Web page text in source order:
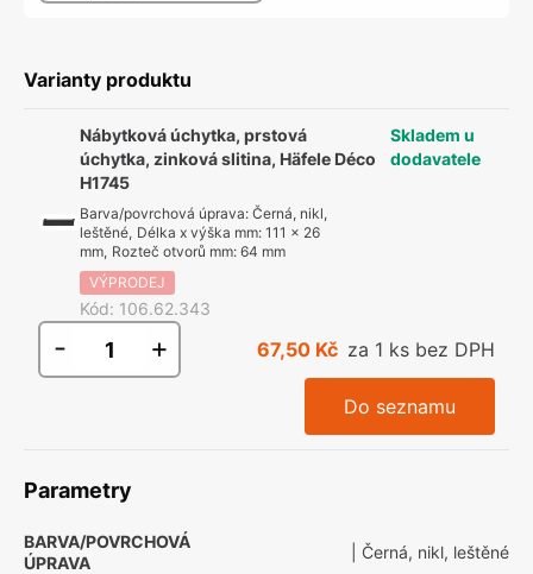
Varianty produktu
Nábytková úchytka, prstová
úchytka, zinková slitina, Häfele Déco
H1745
Barva/povrchová úprava:Černá, nikl,
leštěné, Délka x výška mm:111 x 26
mm, Rozteč otvorů mm:64 mm
VÝPRODEJ
Kód: 106.62.343
Skladem u
dodavatele
- + 67,50 Kč za 1 ks bez DPH
Do seznamu
Parametry
BARVA/POVRCHOVÁ
ÚPRAVA
| Černá, nikl, leštěné